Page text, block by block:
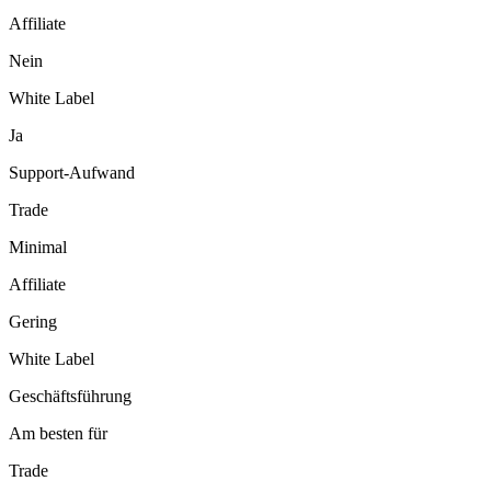
Affiliate
Nein
White Label
Ja
Support-Aufwand
Trade
Minimal
Affiliate
Gering
White Label
Geschäftsführung
Am besten für
Trade